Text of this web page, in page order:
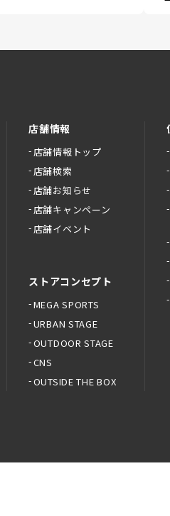
店舗情報
店舗情報トップ
店舗検索
店舗お知らせ
店舗キャンペーン
店舗イベント
ストアコンセプト
MEGA SPORTS
URBAN STAGE
OUTDOOR STAGE
CNS
OUTSIDE THE BOX